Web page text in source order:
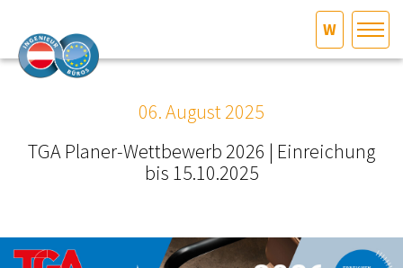
W
DAS INGENIEURBÜRO
INTERESSEN­VERTRETUNG
06. August 2025
TGA Planer-Wettbewerb 2026 | Einreichung
bis 15.10.2025